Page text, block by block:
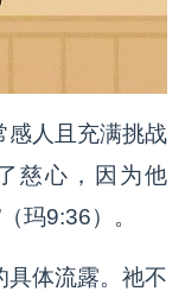
感人且充满挑战
慈心，因为他
玛9:36）。
具体流露。祂不